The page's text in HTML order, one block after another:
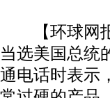
【环球网报
当选美国总统
通电话时表示